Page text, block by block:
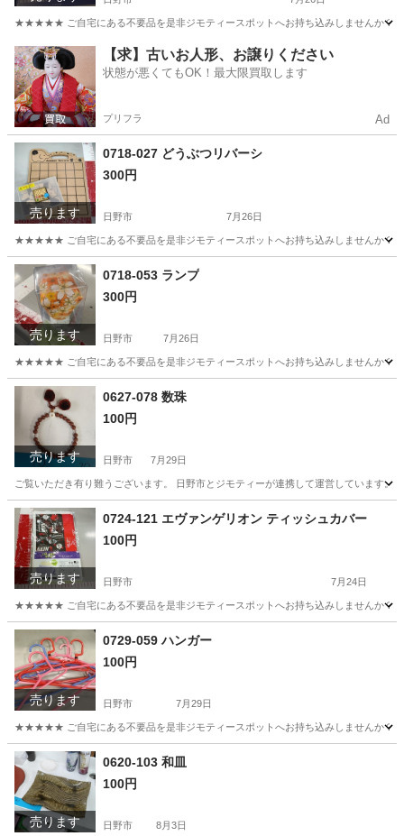
★★★★★ ご自宅にある不要品を是非ジモティースポットへお持ち込みしませんか？
東京 日野市 ビジネス、経済 現地
【求】古いお人形、お譲りください
状態が悪くてもOK！最大限買取します
プリフラ Ad
売ります
0718-027 どうぶつリバーシ
300円
日野市 7月26日
★★★★★ ご自宅にある不要品を是非ジモティースポットへお持ち込みしませんか？
東京 日野市 ボードゲーム 現地
売ります
0718-053 ランプ
300円
日野市 7月26日
★★★★★ ご自宅にある不要品を是非ジモティースポットへお持ち込みしませんか？
東京 日野市 現地
売ります
0627-078 数珠
100円
日野市 7月29日
ご覧いただき有り難うございます。 日野市とジモティーが連携して運営していま
東京 日野市
売ります
0724-121 エヴァンゲリオン ティッシュカバー
100円
日野市 7月24日
★★★★★ ご自宅にある不要品を是非ジモティースポットへお持ち込みしませんか？
東京 日野市 エヴァンゲリオン
売ります
0729-059 ハンガー
100円
日野市 7月29日
★★★★★ ご自宅にある不要品を是非ジモティースポットへお持ち込みしませんか？
東京 日野市 現地
売ります
0620-103 和皿
100円
日野市 8月3日